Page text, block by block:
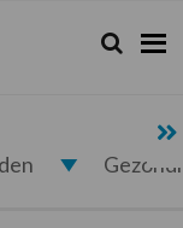
Zoeken...
Zoek